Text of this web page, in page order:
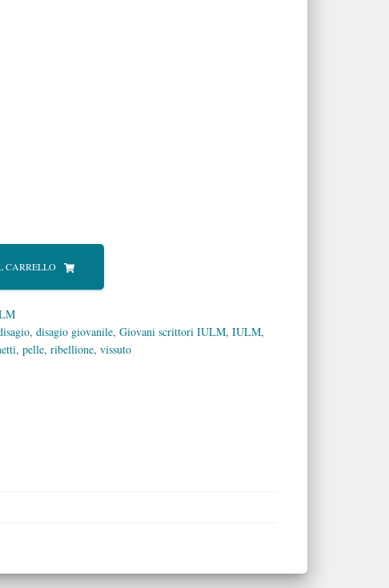
CARRELLO
, disagio giovanile, Giovani scrittori IULM, IULM,
, pelle, ribellione, vissuto